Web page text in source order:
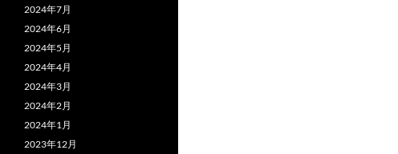
2024年7月
2024年6月
2024年5月
2024年4月
2024年3月
2024年2月
2024年1月
2023年12月